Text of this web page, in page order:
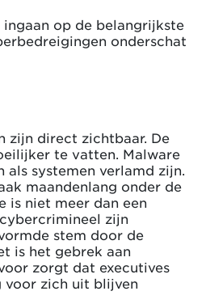
ingaan op de belangrijkste
onderschat
zijn direct zichtbaar. De
te vatten. Malware
als systemen verlamd zijn.
maandenlang onder de
is niet meer dan een
zijn
stem door de
is het gebrek aan
zorgt dat executives
voor zich uit blijven